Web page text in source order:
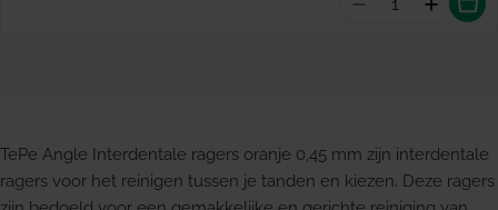
Aantal
TePe Angle Interdentale ragers oranje 0,45 mm zijn interdentale
ragers voor het reinigen tussen je tanden en kiezen. Deze ragers